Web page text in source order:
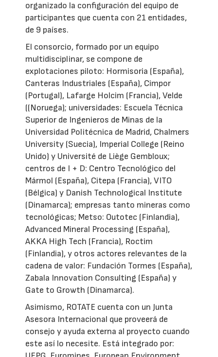
organizado la configuración del equipo de
participantes que cuenta con 21 entidades,
de 9 países.
El consorcio, formado por un equipo
multidisciplinar, se compone de
explotaciones piloto: Hormisoria (España),
Canteras Industriales (España), Cimpor
(Portugal), Lafarge Holcim (Francia), Velde
((Noruega); universidades: Escuela Técnica
Superior de Ingenieros de Minas de la
Universidad Politécnica de Madrid, Chalmers
University (Suecia), Imperial College (Reino
Unido) y Université de Liège Gembloux;
centros de I + D: Centro Tecnológico del
Mármol (España), Citepa (Francia), VITO
(Bélgica) y Danish Technological Institute
(Dinamarca); empresas tanto mineras como
tecnológicas; Metso: Outotec (Finlandia),
Advanced Mineral Processing (España),
AKKA High Tech (Francia), Roctim
(Finlandia), y otros actores relevantes de la
cadena de valor: Fundación Tormes (España),
Zabala Innovation Consulting (España) y
Gate to Growth (Dinamarca).
Asimismo, ROTATE cuenta con un Junta
Asesora Internacional que proveerá de
consejo y ayuda externa al proyecto cuando
este así lo necesite. Está integrado por: